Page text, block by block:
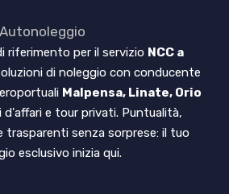
riferimento per il servizio NCC a
di noleggio con conducente
Malpensa, Linate, Orio
d'affari e tour privati. Puntualità,
trasparenti senza sorprese: il tuo
esclusivo inizia qui.